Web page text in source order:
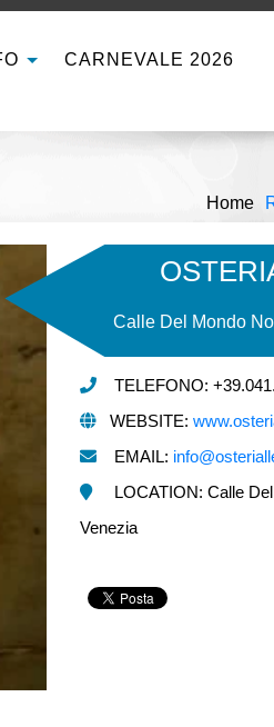
CARNEVALE 2026
Home
Calle Del Mondo
TELEFONO:
WEBSITE:
EMAIL:
LOCATION: Calle
Venezia